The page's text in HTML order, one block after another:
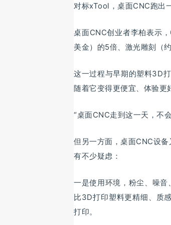
对标xTool，桌面CNC跑出
桌面CNC创业者李柏表示
美金）的5倍、激光雕刻（
这一过程与早期的塑料3D
随着它变得更便宜、体验更
“桌面CNC走到这一天，不
但另一方面，桌面CNC设
有不少疑虑：
一是使用环境，粉尘、噪
比3D打印塑料更精细、质
打印。